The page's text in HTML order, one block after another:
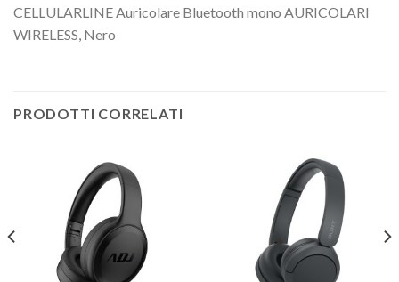
CELLULARLINE Auricolare Bluetooth mono AURICOLARI
WIRELESS, Nero
PRODOTTI CORRELATI